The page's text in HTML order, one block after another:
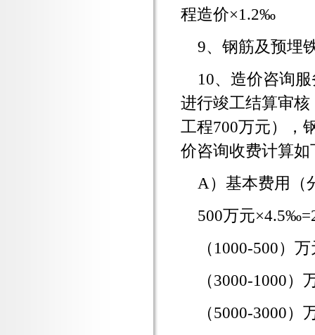
程造价×1.2‰
9、钢筋及预埋
10、造价咨询
进行竣工结算审
工程700万元），
价咨询收费计算如
A）基本费用（
500万元
（1000-500）
（3000-1000
（5000-3000